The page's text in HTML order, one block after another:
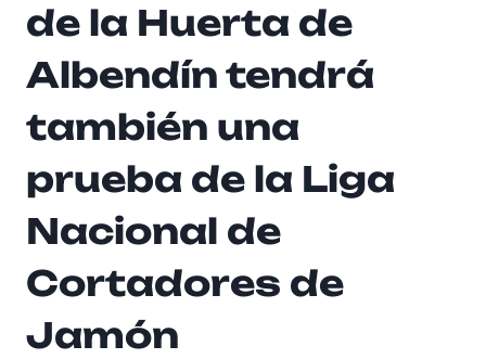
de la Huerta de
Albendín tendrá
también una
prueba de la Liga
Nacional de
Cortadores de
Jamón